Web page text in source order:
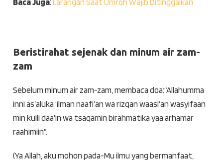
Beristirahat sejenak dan minum air zam-
zam
Sebelum minum air zam-zam, membaca doa:“Allahumma
inni as’aluka ‘ilman naafi’an wa rizqan waasi’an wasyifaan
min kulli daa’in wa tsaqamin birahmatika yaa arhamar
raahimiin”.
(Ya Allah, aku mohon pada-Mu ilmu yang bermanfaat,